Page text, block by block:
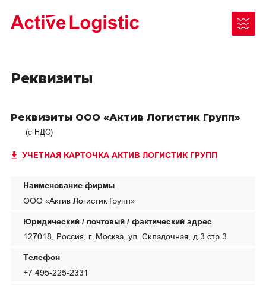
Чукотский АО
Республика Саха (Якутия)
Камчатский край
Таймыр (Красноярский край)
Магаданская область
Как отправить груз
Документы для отправки/получения
Законодательные акты
Реквизиты
Реквизиты ООО «Актив Логистик Групп»
(с НДС)
УЧЕТНАЯ КАРТОЧКА АКТИВ ЛОГИСТИК ГРУПП
Наименование фирмы
ООО «Актив Логистик Групп»
Юридический / почтовый / фактический адрес
127018, Россия, г. Москва, ул. Складочная, д.3 стр.3
Телефон
+7 495-225-2331